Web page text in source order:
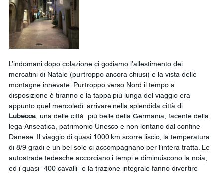
L’indomani dopo colazione ci godiamo l’allestimento dei
mercatini di Natale (purtroppo ancora chiusi) e la vista delle
montagne innevate. Purtroppo verso Nord il tempo a
disposizione è tiranno e la tappa più lunga del viaggio era
appunto quel mercoledì: arrivare nella splendida città di
Lubecca , una delle città  più belle della Germania, facente della
lega Anseatica, patrimonio Unesco e non lontano dal confine
Danese. Il viaggio di quasi 1000 km scorre liscio, la temperatura
di 8/9 gradi e un bel sole ci accompagnano per l’intera tratta. Le
autostrade tedesche accorciano i tempi e diminuiscono la noia,
ed i quasi "400 cavalli" e la trazione integrale fanno divertire